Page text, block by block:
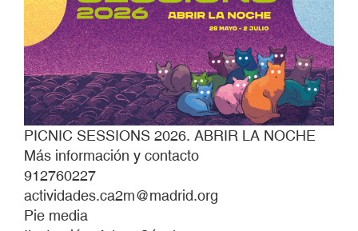
PICNIC SESSIONS 2026. ABRIR LA NOCHE
Más información y contacto
912760227
actividades.ca2m@madrid.org
Pie media